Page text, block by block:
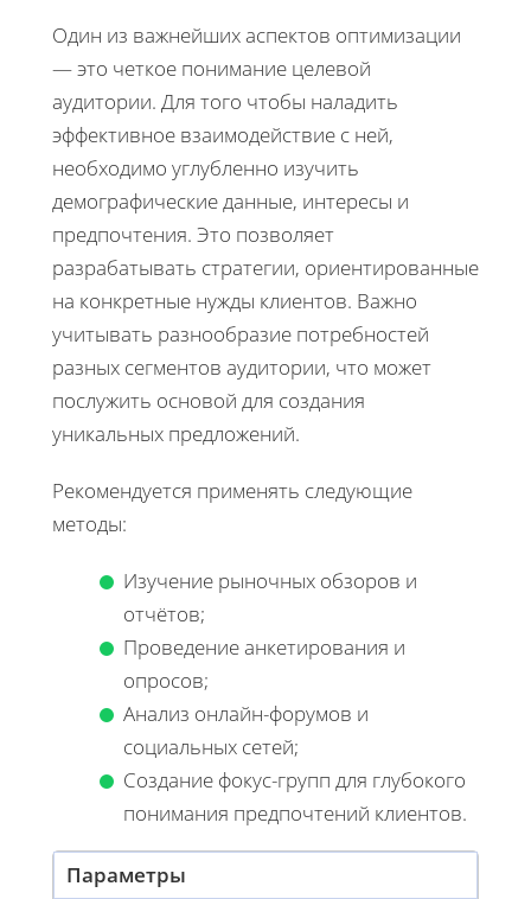
Один из важнейших аспектов оптимизации
— это четкое понимание целевой
аудитории. Для того чтобы наладить
эффективное взаимодействие с ней,
необходимо углубленно изучить
демографические данные, интересы и
предпочтения. Это позволяет
разрабатывать стратегии, ориентированные
на конкретные нужды клиентов. Важно
учитывать разнообразие потребностей
разных сегментов аудитории, что может
послужить основой для создания
уникальных предложений.
Рекомендуется применять следующие
методы:
Изучение рыночных обзоров и
отчётов;
Проведение анкетирования и
опросов;
Анализ онлайн-форумов и
социальных сетей;
Создание фокус-групп для глубокого
понимания предпочтений клиентов.
Параметры